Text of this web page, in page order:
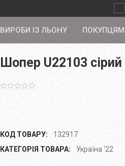
ВИРОБИ ІЗ ЛЬОНУ ПОКУПЦЯМ
Шопер U22103 сірий
КОД ТОВАРУ:
132917
КАТЕГОРІЯ ТОВАРА:
Україна '22